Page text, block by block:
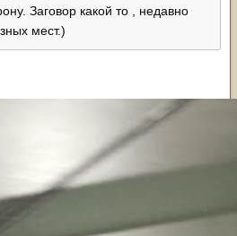
Заговор какой то , недавно
мест.)